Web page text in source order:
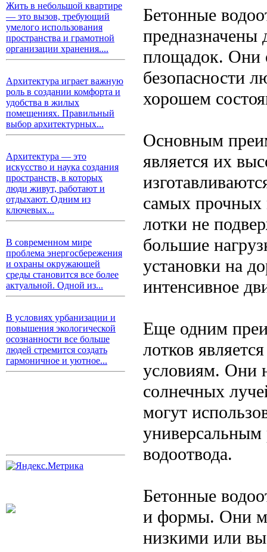
Жить в небольшой квартире
— это вызов, требующий
умелого использования
пространства и грамотной
организации хранения....
Архитектура играет важную
роль в создании комфорта и
удобства в жилых
помещениях. Правильный
выбор архитектурных...
Архитектура — это
искусство и наука создания
пространств, в которых
люди живут, работают и
отдыхают. Одним из
ключевых...
В современном мире
проблема энергосбережения
и охраны окружающей
среды становится все более
актуальной. Одной из...
В условиях урбанизации и
повышения экологической
осознанности все больше
людей стремится создать
гармоничное и уютное...
Бетонные
предназначены
площадок. Они
безопасности
хорошем
Основным
является их
самых прочных
лотки не
большие
установки на
интенсивное
Еще одним
лотков
условиям. Они
солнечных
могут
водоотвода.
Бетонные
и формы. Они
низкими или